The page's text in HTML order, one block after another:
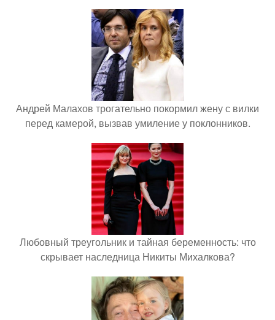
Андрей Малахов трогательно покормил жену с вилки
перед камерой, вызвав умиление у поклонников.
Любовный треугольник и тайная беременность: что
скрывает наследница Никиты Михалкова?